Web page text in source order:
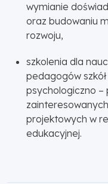
wymianie
oraz budowaniu
rozwoju,
szkolenia dla
pedagogów
psychologiczno –
projektowych w
edukacyjnej.